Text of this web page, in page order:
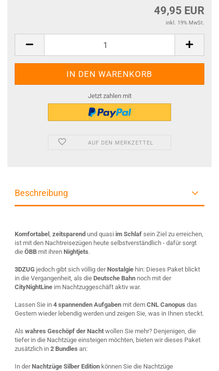
49,95 EUR
inkl. 19% MwSt.
Jetzt zahlen mit
AUF DEN MERKZETTEL
Beschreibung
Komfortabel , zeitsparend und quasi im Schlaf sein Ziel zu erreichen,
ist mit den Nachtreisezügen heute selbstverständlich - dafür sorgt
die ÖBB mit ihren Nightjets.
3DZUG jedoch gibt sich völlig derNostalgie hin: Dieses Paket blickt
in die Vergangenheit, als die Deutsche Bahn noch mit der
CityNightLine im Nachtzuggeschäft aktiv war.
Lassen Sie in 4 spannenden Aufgaben mit dem CNL Canopus das
Gestern wieder lebendig werden und zeigen Sie, was in Ihnen steckt.
Als wahres Geschöpf der Nacht wollen Sie mehr? Denjenigen, die
tiefer in die Nachtzüge einsteigen möchten, bieten wir dieses Paket
zusätzlich in 2 Bundles an:
In derNachtzüge Silber Edition können Sie die Nachtzüge